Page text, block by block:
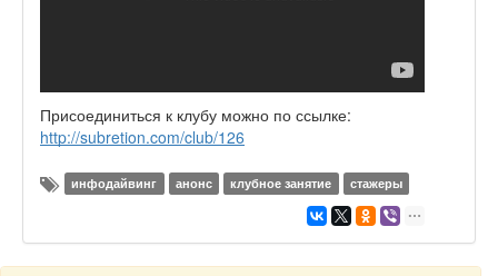
Присоединиться к клубу можно по ссылке:
http://subretion.com/club/126
инфодайвинг анонс клубное занятие стажеры